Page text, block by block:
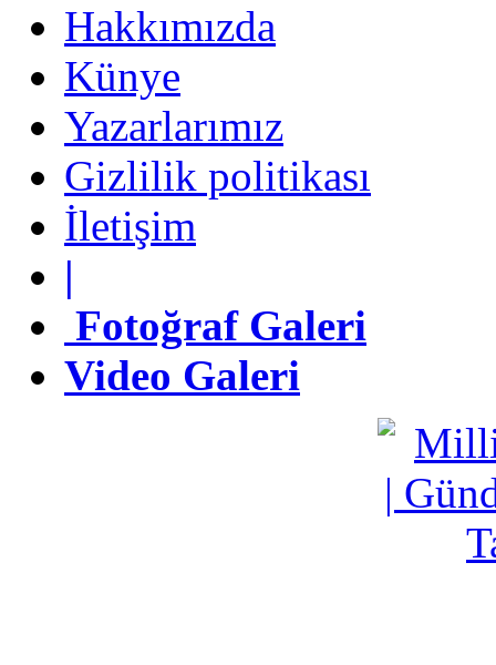
Künye
Yazarlarımız
Gizlilik politikası
İletişim
Fotoğraf Galeri
Video Galeri
Hakkımızda
Künye
Yazarlarımız
Gizlilik politikası
İletişim
|
Fotoğraf Galeri
Video Galeri